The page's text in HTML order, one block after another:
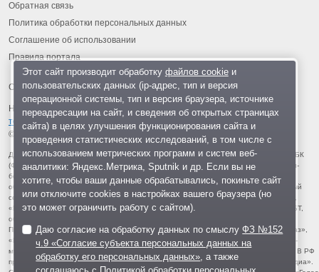
Обратная связь
Политика обработки персональных данных
Соглашение об использовании
Правила портала
На информационном ресурсе применяются рекомендательные
технологии
© 2013-2026 «ОИНФО»,
сделано в Одинцово
Для читателей: В России признаны экстремистскими и запрещены организации ФБК
(Фонд борьбы с коррупцией, признан иноагентом), Штабы Навального, «Национал-
большевистская партия», «Свидетели Иеговы», «Армия воли народа», «Русский
общенациональный союз», «Движение против нелегальной иммиграции», «Правый
сектор», УНА-УНСО, УПА, «Тризуб им. Степана Бандеры», «Мизантропик дивижн»,
«Меджлис крымскотатарского народа», движение «Артподготовка», движение ЛГБТ,
общероссийская политическая партия «Воля», АУЕ, батальоны «Азов» и «Айдар».
Признаны террористическими и запрещены: «Движение Талибан», «Имарат Кавказ»,
«Исламское государство» (ИГ, ИГИЛ), Джебхад-ан-Нусра, «АУМ Синрике», «Братья-
мусульмане», «Аль-Каида в странах исламского Магриба», «Сеть», «Колумбайн». В РФ
признана нежелательной деятельность «Открытой России», издания «Проект Медиа».
Этот сайт производит обработку файлов cookieи
пользовательских данных (ip-адрес, тип и версия
операционной системы, тип и версия браузера, источнике
переадресации на сайт, и сведения об открытых страницах
сайта) в целях улучшения функционирования сайта и
проведения статистических исследований, в том числе с
использованием метрических программ и систем веб-
аналитики: Яндекс.Метрика, Sputnik и др. Если вы не
хотите, чтобы ваши данные обрабатывались, покиньте сайт
или отключите cookies в настройках вашего браузера (но
это может ограничить работу с сайтом).
Даю согласие на обработку данных по смыслуФЗ №152
ч.9 «Согласие субъекта персональных данных на
обработку его персональных данных» , а также
соглашаюсь с Политикой обработки персональных